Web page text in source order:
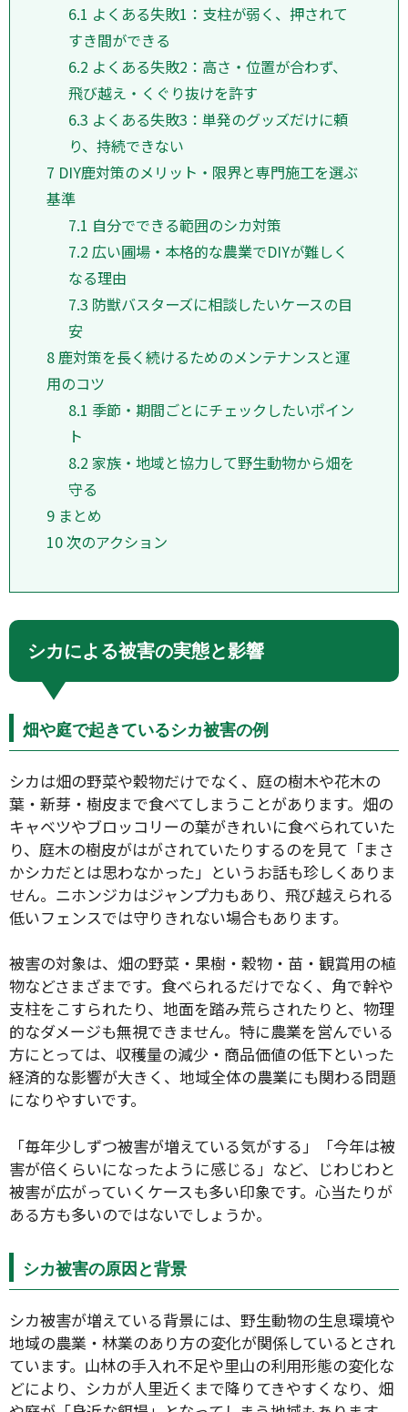
6.1 よくある失敗1：支柱が弱く、押されて
すき間ができる
6.2 よくある失敗2：高さ・位置が合わず、
飛び越え・くぐり抜けを許す
6.3 よくある失敗3：単発のグッズだけに頼
り、持続できない
7 DIY鹿対策のメリット・限界と専門施工を選ぶ
基準
7.1 自分でできる範囲のシカ対策
7.2 広い圃場・本格的な農業でDIYが難しく
なる理由
7.3 防獣バスターズに相談したいケースの目
安
8鹿対策を長く続けるためのメンテナンスと運
用のコツ
8.1 季節・期間ごとにチェックしたいポイン
ト
8.2 家族・地域と協力して野生動物から畑を
守る
9 まとめ
10次のアクション
シカによる被害の実態と影響
畑や庭で起きているシカ被害の例
シカは畑の野菜や穀物だけでなく、庭の樹木や花木の
葉・新芽・樹皮まで食べてしまうことがあります。畑の
キャベツやブロッコリーの葉がきれいに食べられていた
り、庭木の樹皮がはがされていたりするのを見て「まさ
かシカだとは思わなかった」というお話も珍しくありま
せん。ニホンジカはジャンプ力もあり、飛び越えられる
低いフェンスでは守りきれない場合もあります。
被害の対象は、畑の野菜・果樹・穀物・苗・観賞用の植
物などさまざまです。食べられるだけでなく、角で幹や
支柱をこすられたり、地面を踏み荒らされたりと、物理
的なダメージも無視できません。特に農業を営んでいる
方にとっては、収穫量の減少・商品価値の低下といった
経済的な影響が大きく、地域全体の農業にも関わる問題
になりやすいです。
「毎年少しずつ被害が増えている気がする」「今年は被
害が倍くらいになったように感じる」など、じわじわと
被害が広がっていくケースも多い印象です。心当たりが
ある方も多いのではないでしょうか。
シカ被害の原因と背景
シカ被害が増えている背景には、野生動物の生息環境や
地域の農業・林業のあり方の変化が関係しているとされ
ています。山林の手入れ不足や里山の利用形態の変化な
どにより、シカが人里近くまで降りてきやすくなり、畑